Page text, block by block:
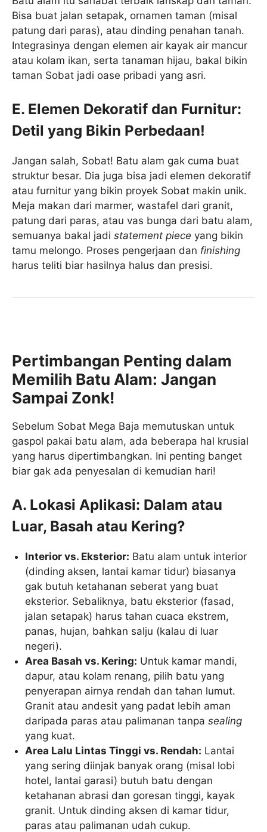
Bisa buat jalan setapak, ornamen taman (misal
patung dari paras), atau dinding penahan tanah.
Integrasinya dengan elemen air kayak air mancur
atau kolam ikan, serta tanaman hijau, bakal bikin
taman Sobat jadi oase pribadi yang asri.
E. Elemen Dekoratif dan Furnitur:
Detil yang Bikin Perbedaan!
Jangan salah, Sobat! Batu alam gak cuma buat
struktur besar. Dia juga bisa jadi elemen dekoratif
atau furnitur yang bikin proyek Sobat makin unik.
Meja makan dari marmer, wastafel dari granit,
patung dari paras, atau vas bunga dari batu alam,
semuanya bakal jadi statement piece yang bikin
tamu melongo. Proses pengerjaan dan finishing
harus teliti biar hasilnya halus dan presisi.
Pertimbangan Penting dalam
Memilih Batu Alam: Jangan
Sampai Zonk!
Sebelum Sobat Mega Baja memutuskan untuk
gaspol pakai batu alam, ada beberapa hal krusial
yang harus dipertimbangkan. Ini penting banget
biar gak ada penyesalan di kemudian hari!
A. Lokasi Aplikasi: Dalam atau
Luar, Basah atau Kering?
Interior vs. Eksterior: Batu alam untuk interior
(dinding aksen, lantai kamar tidur) biasanya
gak butuh ketahanan seberat yang buat
eksterior. Sebaliknya, batu eksterior (fasad,
jalan setapak) harus tahan cuaca ekstrem,
panas, hujan, bahkan salju (kalau di luar
negeri).
Area Basah vs. Kering: Untuk kamar mandi,
dapur, atau kolam renang, pilih batu yang
penyerapan airnya rendah dan tahan lumut.
Granit atau andesit yang padat lebih aman
daripada paras atau palimanan tanpasealing
yang kuat.
Area Lalu Lintas Tinggi vs. Rendah: Lantai
yang sering diinjak banyak orang (misal lobi
hotel, lantai garasi) butuh batu dengan
ketahanan abrasi dan goresan tinggi, kayak
granit. Untuk dinding aksen di kamar tidur,
paras atau palimanan udah cukup.